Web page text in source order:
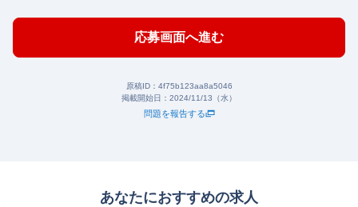
応募画面へ進む
原稿ID： 4f75b123aa8a5046
掲載開始日： 2024/11/13（水）
問題を報告する
あなたにおすすめの求人